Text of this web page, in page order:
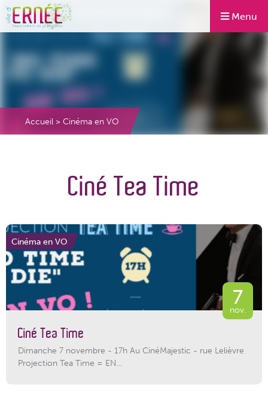
Menu
Accueil > Cinéma en VO
Ciné Tea Time
Cinéma en VO
7
nov.
Ciné Tea Time
Dimanche 7 novembre - 17h Au CinéMajestic - rue Lelièvre
Projection Tea Time = EN...